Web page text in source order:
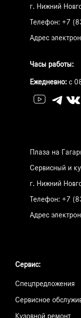
г. Нижний
Телефон: +7
Адрес
Часы работы:
Ежедневно: с
Плаза на
Сервисный и
г. Нижний
Телефон: +7
Адрес
Сервис:
Спецпредложения
Сервисное
Кузовной ремонт